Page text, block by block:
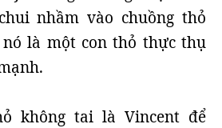
nhầm vào chuồng thỏ
là một con thỏ thực thụ
không tai là Vincent để